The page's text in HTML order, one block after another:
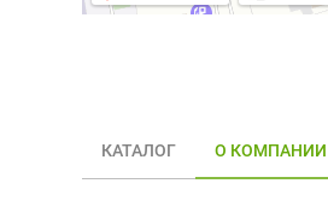
КАТАЛОГ О КОМПАНИИ